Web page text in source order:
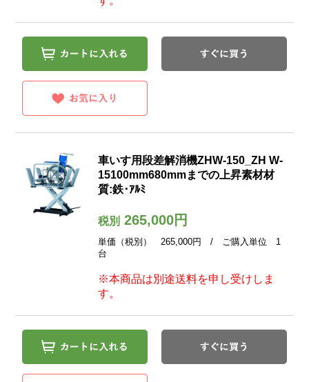
車いす用段差解消機ZHW-150_ZH W-
15100mm680mmまでの上昇素材材
質:鉄･ｱﾙﾐ
税別265,000円
単価（税別） 265,000円 / ご購入単位 1
台
※本商品は別途送料を申し受けしま
す。